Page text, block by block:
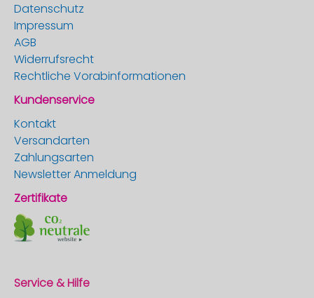
Datenschutz
Impressum
AGB
Widerrufsrecht
Rechtliche Vorabinformationen
Kundenservice
Kontakt
Versandarten
Zahlungsarten
Newsletter Anmeldung
Zertifikate
Service & Hilfe